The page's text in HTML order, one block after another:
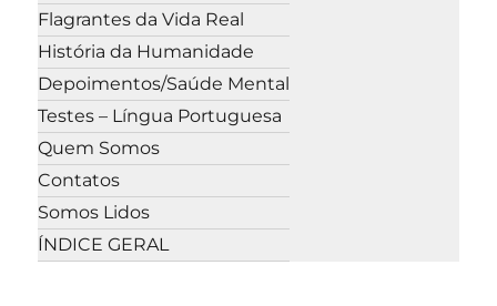
Flagrantes da Vida Real
História da Humanidade
Depoimentos/Saúde Mental
Testes – Língua Portuguesa
Quem Somos
Contatos
Somos Lidos
ÍNDICE GERAL